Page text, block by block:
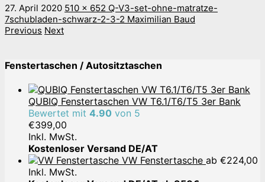
27. April 2020 510 x 652 Q-V3-set-ohne-matratze-
7schubladen-schwarz-2-3-2 Maximilian Baud
Previous Next
Fenstertaschen / Autositztaschen
QUBIQ Fenstertaschen VW T6.1/T6/T5 3er Bank
Bewertet mit 4.90 von 5
€399,00
Inkl. MwSt.
Kostenloser Versand DE/AT
VW Fenstertasche ab €224,00
Inkl. MwSt.